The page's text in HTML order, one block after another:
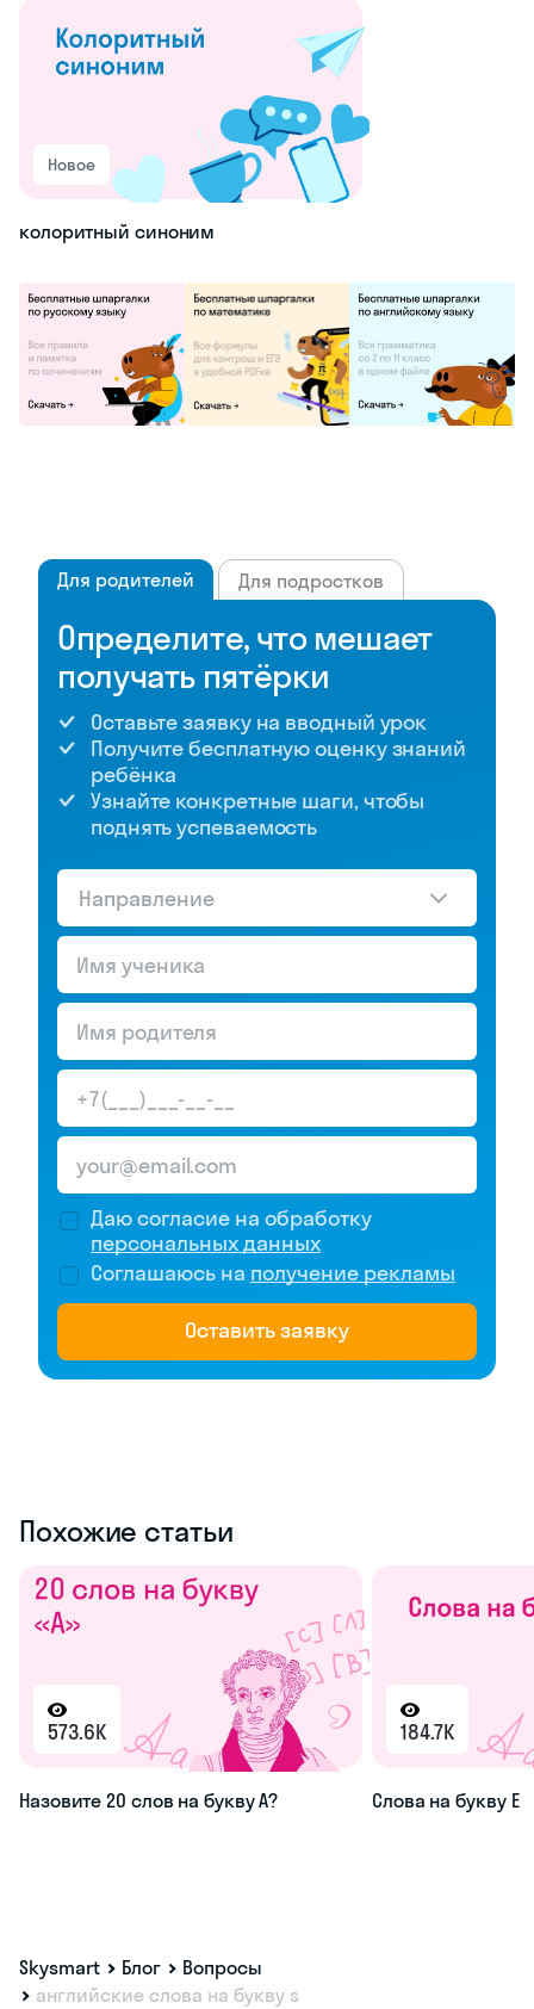
Новое
колоритный синоним
Для родителей Для подростков
Определите, что мешает
получать пятёрки
Оставьте заявку на вводный урок
Получите бесплатную оценку знаний
ребёнка
Узнайте конкретные шаги, чтобы
поднять успеваемость
Направление
Даю согласие на обработку
персональных данных
Соглашаюсь на получение рекламы
Оставить заявку
Похожие статьи
573.6K
Назовите 20 слов на букву А?
184.7K
Слова на букву Е
Skysmart Блог
Вопросы
английские слова на букву s